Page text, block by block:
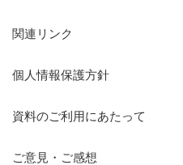
関連リンク
個人情報保護方針
資料のご利用にあたって
ご意見・ご感想